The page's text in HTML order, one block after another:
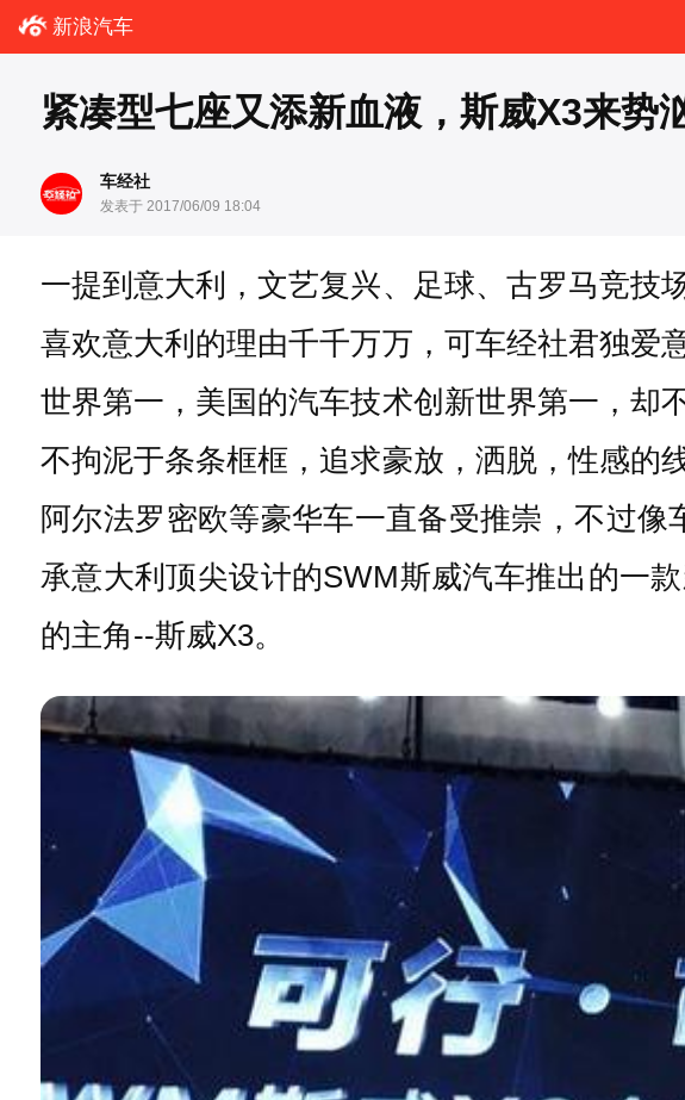
新浪汽车
紧凑型七座又添新血液，斯威X3来势
车经社
发表于 2017/06/09 18:04
一提到意大利，文艺复兴、足球、古罗马竞技
喜欢意大利的理由千千万万，可车经社君独爱
世界第一，美国的汽车技术创新世界第一，却
不拘泥于条条框框，追求豪放，洒脱，性感的
阿尔法罗密欧等豪华车一直备受推崇，不过像
承意大利顶尖设计的SWM斯威汽车推出的一
的主角--斯威X3。